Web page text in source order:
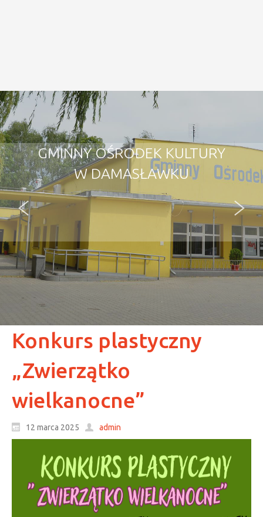
GMINNY OŚRODEK KULTURY
W DAMASŁAWKU
Konkurs plastyczny
„Zwierzątko
wielkanocne”
12 marca 2025 admin